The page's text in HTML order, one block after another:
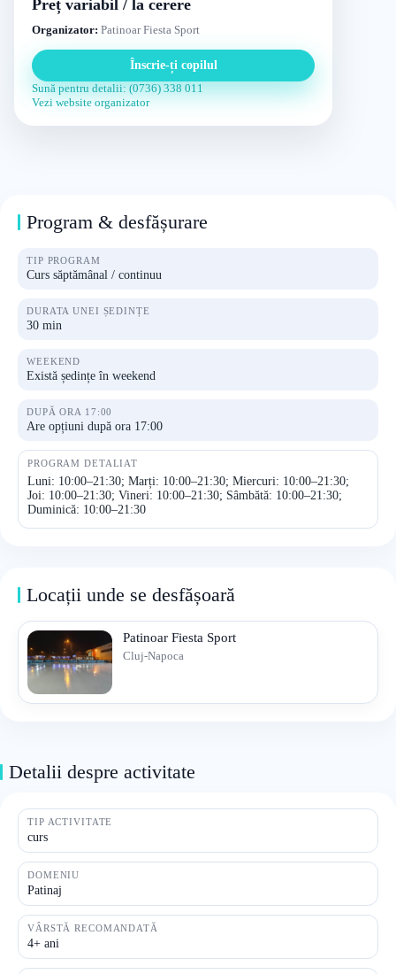
Preț variabil / la cerere
Organizator: Patinoar Fiesta Sport
Înscrie-ți copilul
Sună pentru detalii: (0736) 338 011
Vezi website organizator
Program & desfășurare
TIP PROGRAM
Curs săptămânal / continuu
DURATA UNEI ȘEDINȚE
30 min
WEEKEND
Există ședințe în weekend
DUPĂ ORA 17:00
Are opțiuni după ora 17:00
PROGRAM DETALIAT
Luni: 10:00–21:30; Marți: 10:00–21:30; Miercuri: 10:00–21:30;
Joi: 10:00–21:30; Vineri: 10:00–21:30; Sâmbătă: 10:00–21:30;
Duminică: 10:00–21:30
Locații unde se desfășoară
Patinoar Fiesta Sport
Cluj-Napoca
Detalii despre activitate
TIP ACTIVITATE
curs
DOMENIU
Patinaj
VÂRSTĂ RECOMANDATĂ
4+ ani